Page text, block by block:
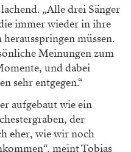
„Alle drei Sänger
immer wieder in ihre
müssen.
Meinungen zum
und dabei
sehr entgegen.“
aufgebaut wie ein
der
eher, wie wir noch
meint Tobias